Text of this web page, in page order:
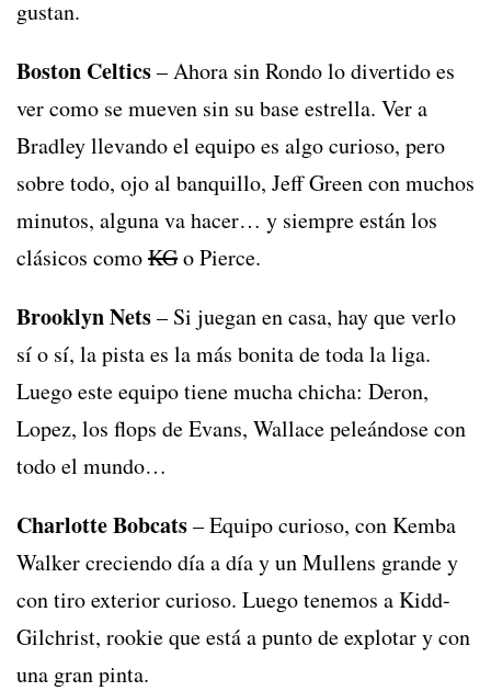
gustan.
Boston Celtics– Ahora sin Rondo lo divertido es
ver como se mueven sin su base estrella. Ver a
Bradley llevando el equipo es algo curioso, pero
sobre todo, ojo al banquillo, Jeff Green con muchos
minutos, alguna va hacer… y siempre están los
clásicos comoKGo Pierce.
Brooklyn Nets– Si juegan en casa, hay que verlo
sí o sí, la pista es la más bonita de toda la liga.
Luego este equipo tiene mucha chicha: Deron,
Lopez, los flops de Evans, Wallace peleándose con
todo el mundo…
Charlotte Bobcats– Equipo curioso, con Kemba
Walker creciendo día a día y un Mullens grande y
con tiro exterior curioso. Luego tenemos a Kidd-
Gilchrist, rookie que está a punto de explotar y con
una gran pinta.